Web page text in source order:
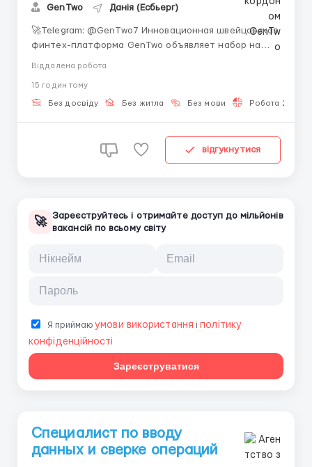
GenTwo Данія (Есбьерг)
🚀Telegram: @GenTwo7 Инновационная швейцарская
финтех-платформа GenTwo объявляет набор на
соискателей, стремящихся получить практический
опыт работы на международном финансовом рынке
Віддалена робота
15 годин тому
Без досвіду Без житла Без мови Робота 2-3
відгукнутися
🚀 Зареєструйтесь і отримайте доступ до мільйонів
вакансій по всьому світу
Я приймаюумови використання і політику
конфіденційності
Зареєструватися
Специалист по вводу
данных и сверке операций